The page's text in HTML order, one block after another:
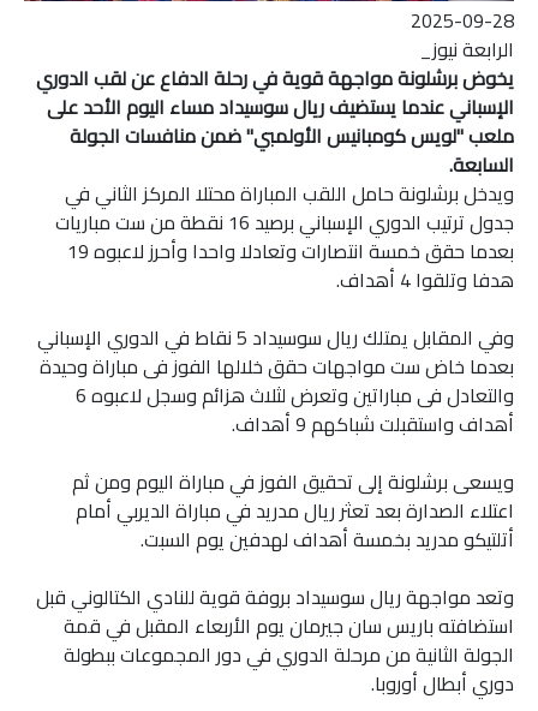
2025-09-28
الرابعة نيوز_
يخوض برشلونة مواجهة قوية في رحلة الدفاع عن لقب الدوري
الإسباني عندما يستضيف ريال سوسيداد مساء اليوم الأحد على
ملعب "لويس كومبانيس الأولمبي" ضمن منافسات الجولة
السابعة.
ويدخل برشلونة حامل اللقب المباراة محتلا المركز الثاني في
جدول ترتيب الدوري الإسباني برصيد 16 نقطة من ست مباريات
بعدما حقق خمسة انتصارات وتعادلا واحدا وأحرز لاعبوه 19
هدفا وتلقوا 4 أهداف.
وفي المقابل يمتلك ريال سوسيداد 5 نقاط في الدوري الإسباني
بعدما خاض ست مواجهات حقق خلالها الفوز فى مباراة وحيدة
والتعادل فى مباراتين وتعرض لثلاث هزائم وسجل لاعبوه 6
أهداف واستقبلت شباكهم 9 أهداف.
ويسعى برشلونة إلى تحقيق الفوز في مباراة اليوم ومن ثم
اعتلاء الصدارة بعد تعثر ريال مدريد في مباراة الديربي أمام
أتلتيكو مدريد بخمسة أهداف لهدفين يوم السبت.
وتعد مواجهة ريال سوسيداد بروفة قوية للنادي الكتالوني قبل
استضافته باريس سان جيرمان يوم الأربعاء المقبل في قمة
الجولة الثانية من مرحلة الدوري في دور المجموعات ببطولة
دوري أبطال أوروبا.